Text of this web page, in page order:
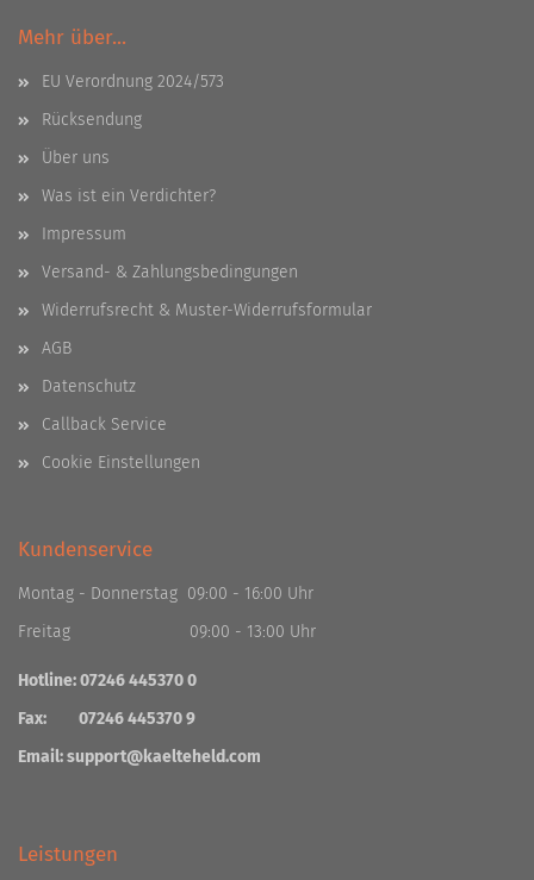
Mehr über...
EU Verordnung 2024/573
Rücksendung
Über uns
Was ist ein Verdichter?
Impressum
Versand- & Zahlungsbedingungen
Widerrufsrecht & Muster-Widerrufsformular
AGB
Datenschutz
Callback Service
Cookie Einstellungen
Kundenservice
Montag - Donnerstag 09:00 - 16:00 Uhr
Freitag 09:00 - 13:00 Uhr
Hotline: 07246 445370 0
Fax: 07246 445370 9
Email:support@kaelteheld.com
Leistungen